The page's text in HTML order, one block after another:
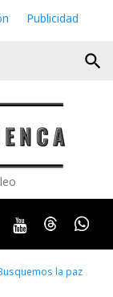
Publicidad
search
YoutubeThreads
la paz